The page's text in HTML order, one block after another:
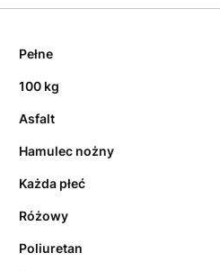
Pełne
100 kg
Asfalt
Hamulec nożny
Każda płeć
Różowy
Poliuretan